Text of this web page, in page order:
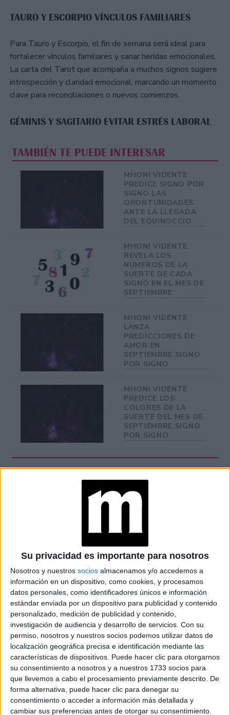
Su privacidad es importante para nosotros
Nosotros y nuestros socios almacenamos y/o accedemos a
información en un dispositivo, como cookies, y procesamos
datos personales, como identificadores únicos e información
estándar enviada por un dispositivo para publicidad y contenido
personalizado, medición de publicidad y contenido,
investigación de audiencia y desarrollo de servicios. Con su
permiso, nosotros y nuestros socios podemos utilizar datos de
localización geográfica precisa e identificación mediante las
características de dispositivos. Puede hacer clic para otorgarnos
su consentimiento a nosotros y a nuestros 1733 socios para
que llevemos a cabo el procesamiento previamente descrito. De
forma alternativa, puede hacer clic para denegar su
consentimiento o acceder a información más detallada y
cambiar sus preferencias antes de otorgar su consentimiento.
TAURO Y ESCORPIO VÍNCULOS FAMILIARES
Para Tauro y Escorpio, el fin de semana será ideal para
fortalecer vínculos familiares y sanar heridas emocionales.
La carta del Tarot que acompaña a muchos signos sugiere
introspección y claridad emocional, marcando un momento
clave para reconciliaciones o nuevos comienzos.
GÉMINIS Y SAGITARIO EVITAR ESTRÉS LABORAL
TAMBIÉN TE PUEDE INTERESAR
MHONI VIDENTE
PREDICE SIGNO POR
SIGNO LAS
OPORTUNIDADES
ANTE LA LLEGADA
DEL EQUINOCCIO
MHONI VIDENTE
REVELA LOS
NÚMEROS DE LA
SUERTE DE CADA
SIGNO EN EL MES DE
SEPTIEMBRE
MHONI VIDENTE
LANZA
PREDICCIONES DE
AMOR EN
SEPTIEMBRE SIGNO
POR SIGNO
MHONI VIDENTE
PREDICE LOS
COLORES DE LA
SUERTE DEL MES DE
SEPTIEMBRE SIGNO
POR SIGNO
En el plano físico y espiritual, Mhoni aconseja cuidar la
salud digestiva y respiratoria, y prestar atención a los
signos del cuerpo. Géminis y Sagitario deberán evitar el
LIBRA Y PISCIS A MEDITAR
Libra y Piscis encontrarán equilibrio en actividades al aire
libre y momentos de meditación. El uso de amuletos
como el limón verde en la cartera y el perfume antes de
salir de casa se recomienda para protegerse de energías
negativas, especialmente para los signos más expuestos
a la envidia.
Mhoni Vidente invita a todos los signos a cerrar
septiembre con gratitud, claridad y propósito. Ya sea
tomando decisiones financieras, abriendo el corazón a
nuevas relaciones o simplemente disfrutando de una